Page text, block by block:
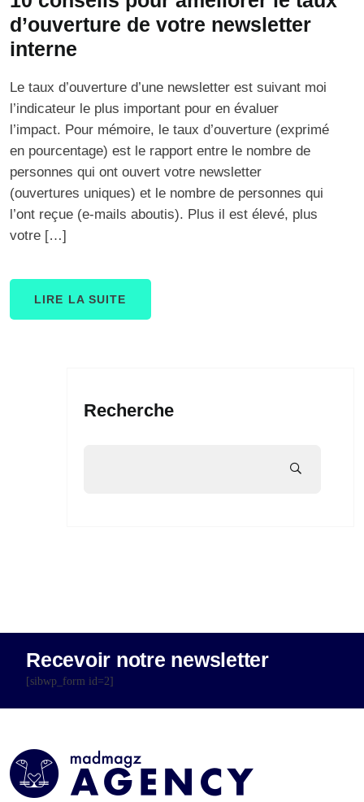
d’ouverture de votre newsletter
interne
Le taux d’ouverture d’une newsletter est suivant moi
l’indicateur le plus important pour en évaluer
l’impact. Pour mémoire, le taux d’ouverture (exprimé
en pourcentage) est le rapport entre le nombre de
personnes qui ont ouvert votre newsletter
(ouvertures uniques) et le nombre de personnes qui
l’ont reçue (e-mails aboutis). Plus il est élevé, plus
votre […]
LIRE LA SUITE
Recherche
Recevoir notre newsletter
[sibwp_form id=2]